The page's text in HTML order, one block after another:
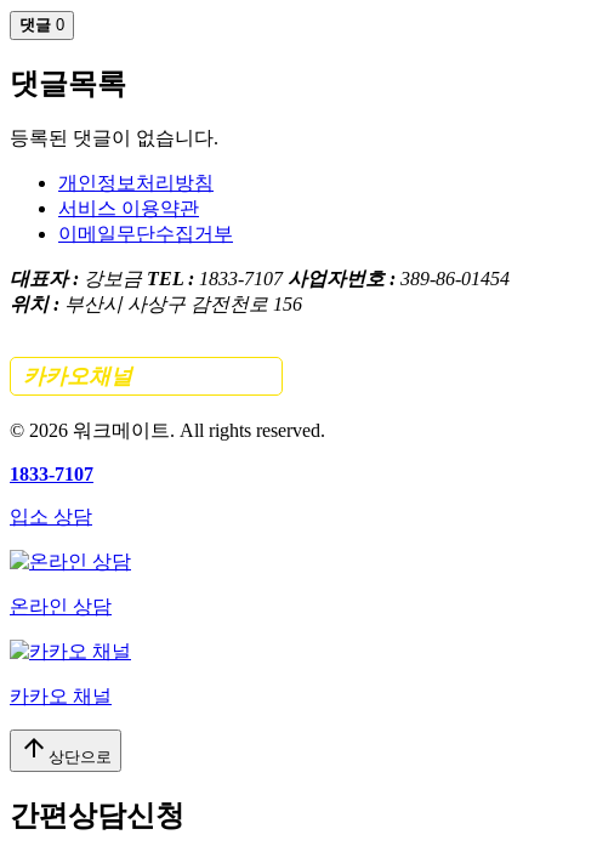
댓글 0
댓글목록
등록된 댓글이 없습니다.
개인정보처리방침
서비스 이용약관
이메일무단수집거부
대표자 : 강보금 TEL : 1833-7107 사업자번호 : 389-86-01454
위치 : 부산시 사상구 감전천로 156
카카오채널간편 문의하기
© 2026 워크메이트. All rights reserved.
1833-7107
입소 상담
온라인 상담
카카오 채널
arrow_upward 상단으로
간편상담신청